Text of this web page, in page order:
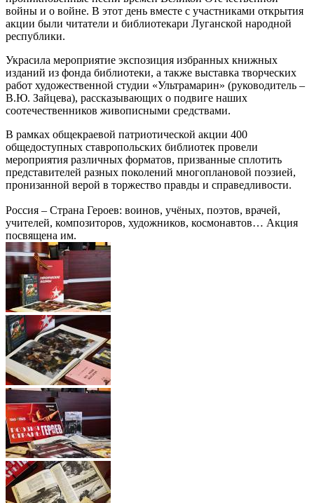
войны и о войне. В этот день вместе с участниками открытия
акции были читатели и библиотекари Луганской народной
республики.
Украсила мероприятие экспозиция избранных книжных
изданий из фонда библиотеки, а также выставка творческих
работ художественной студии «Ультрамарин» (руководитель –
В.Ю. Зайцева), рассказывающих о подвиге наших
соотечественников живописными средствами.
В рамках общекраевой патриотической акции 400
общедоступных ставропольских библиотек провели
мероприятия различных форматов, призванные сплотить
представителей разных поколений многоплановой поэзией,
пронизанной верой в торжество правды и справедливости.
Россия – Страна Героев: воинов, учёных, поэтов, врачей,
учителей, композиторов, художников, космонавтов… Акция
посвящена им.